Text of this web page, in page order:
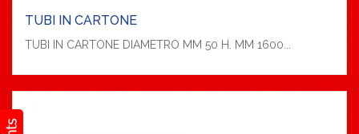
TUBI IN CARTONE
TUBI IN CARTONE DIAMETRO MM 50 H. MM 1600...